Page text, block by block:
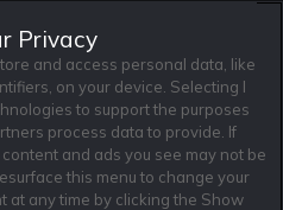
och jag är 18+. Regler
Spelande Cookie Policy
Privacy
and access personal data, like
on your device. Selecting I
to support the purposes
process data to provide. If
and ads you see may not be
this menu to change your
at any time by clicking the Show